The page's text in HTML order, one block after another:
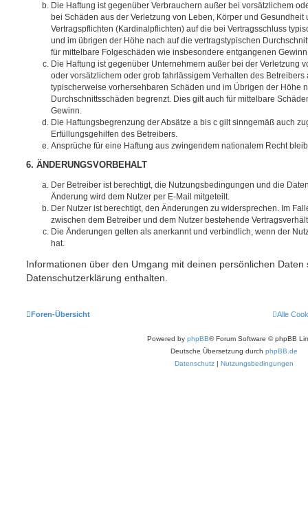
Die Haftung ist gegenüber Verbrauchern außer bei vorsätzlichem
bei Schäden aus der Verletzung von Leben, Körper und
Vertragspflichten (Kardinalpflichten) auf die bei Vertragsschluss
und im übrigen der Höhe nach auf die vertragstypischen
für mittelbare Folgeschäden wie insbesondere entgangenen
Die Haftung ist gegenüber Unternehmern außer bei der Verletzung
oder vorsätzlichem oder grob fahrlässigem Verhalten des Betreibers
typischerweise vorhersehbaren Schäden und im Übrigen der Höhe
Durchschnittsschäden begrenzt. Dies gilt auch für mittelbare
Gewinn.
Die Haftungsbegrenzung der Absätze a bis c gilt sinngemäß auch
Erfüllungsgehilfen des Betreibers.
Ansprüche für eine Haftung aus zwingendem nationalem Recht
6. ÄNDERUNGSVORBEHALT
Der Betreiber ist berechtigt, die Nutzungsbedingungen und die
Änderung wird dem Nutzer per E-Mail mitgeteilt.
Der Nutzer ist berechtigt, den Änderungen zu widersprechen. Im
zwischen dem Betreiber und dem Nutzer bestehende
Die Änderungen gelten als anerkannt und verbindlich, wenn der
hat.
Informationen über den Umgang mit deinen persönlichen Daten
Datenschutzerklärung enthalten.
Foren-Übersicht Alle
Powered by phpBB® Forum Software © phpBB
Deutsche Übersetzung durch phpBB.de
Datenschutz | Nutzungsbedingungen